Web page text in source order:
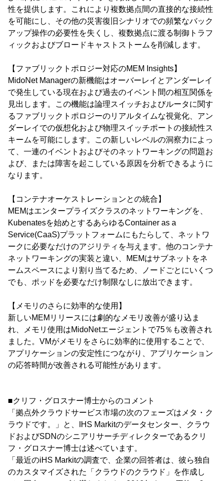
性を提供します。これにより複数拠点間の直接的な接続性
を可能にし、その他の災害復旧シナリオでの頻繁なバック
アップ操作の必要性を失くし、複数拠点に渡る制御トラフ
ィックおよびブロードキャストストームを削減します。
【ファブリックトポロジー対応のMEM Insights】
MidoNet Managerの新機能はオーバーレイとアンダーレイ
で発生している現在および過去のイベント間の相互関係を
見出します。この機能は論理スイッチおよびルータに関す
るファブリックトポロジーのリアルタイムな視覚化、アン
ダーレイでの仮想化および物理スイッチポートの接続性ス
キームを可能にします。この新しいレベルの洞察力によっ
て、一連のイベントおよびそのネットワーキングの問題お
よび、または障害を起こしている原因を分析できるように
なります。
【コンテナオーケストレーションとの統合】
MEMはエンタープライズクラスのネットワーキングを、
Kubenatesを始めとするあらゆるContainer as a
Service(CaaS)プラットフォームにもたらして、ネットワ
ークに必要なだけのアジリティを与えます。他のコンテナ
ネットワーキングの実装と違い、MEMはサブネットをネ
ームスペースにより割り当てるため、ノードごとにいくつ
でも、ポッドを必要なだけ制限なしに放出できます。
【メモリのさらに効率的な使用】
新しいMEMリリースには劇的なメモリ改善が盛り込ま
れ、メモリ使用はMidoNetエージェントで75％も改善され
ました。VMがメモリをさらに効率的に使用することで、
アプリケーションの安定性につながり、アプリケーション
の応答時間が改善される可能性があります。
■クリフ・グロスナー博士からのコメント
「拠点外クラウドサービス市場の次のフェーズはメタ・ク
ラウドです。」と、IHS Markitのデータセンター、クラウ
ドおよびSDNのシニアリサーチディレクターであるクリ
フ・グロスナー博士は述べています。
「最近のiHS Markitの調査で、企業の回答者は、彼ら独自
のカスタマイズされた「クラウドのクラウド」を作成し